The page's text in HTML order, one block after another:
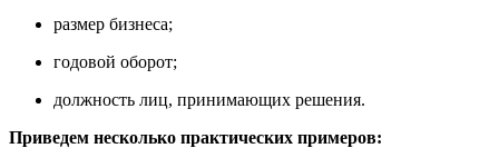
размер бизнеса;
годовой оборот;
должность лиц, принимающих решения.
Приведем несколько практических примеров: